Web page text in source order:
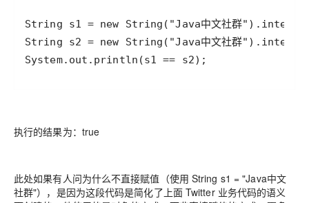
System.out.println(s1 == s2);
执行的结果为：true
此处如果有人问为什么不直接赋值（使用 String s1 = "Java中文
社群"），是因为这段代码是简化了上面 Twitter 业务代码的语义